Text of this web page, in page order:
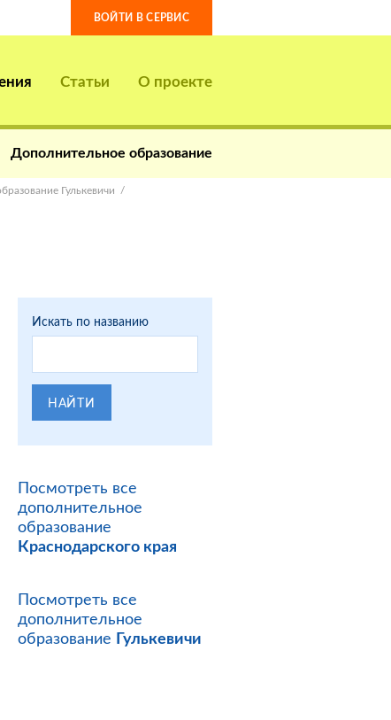
ВОЙТИ В СЕРВИС
Статьи О проекте
Дополнительное образование
Гулькевичи
Искать по названию
НАЙТИ
Посмотреть все
дополнительное
образование
Краснодарского края
Посмотреть все
дополнительное
образование Гулькевичи